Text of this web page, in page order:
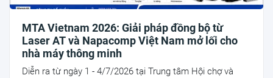
MTA Vietnam 2026: Giải pháp đồng bộ từ
Laser AT và Napacomp Việt Nam mở lối cho
nhà máy thông minh
Diễn ra từ ngày 1 - 4/7/2026 tại Trung tâm Hội chợ và